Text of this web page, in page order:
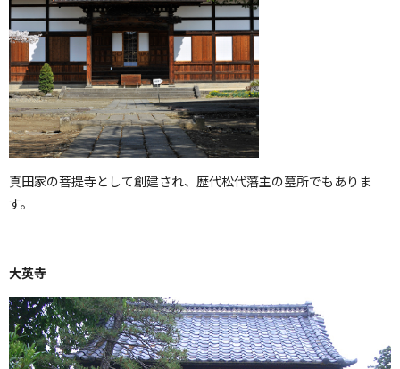
真田家の菩提寺として創建され、歴代松代藩主の墓所でもありま
す。
大英寺